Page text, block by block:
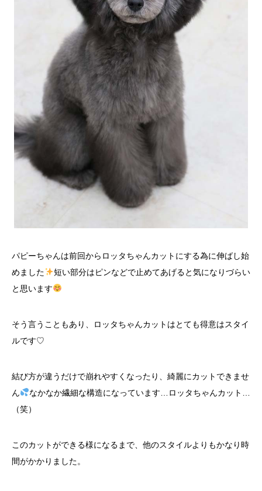
パピーちゃんは前回からロッタちゃんカットにする為に伸ばし始
めました
短い部分はピンなどで止めてあげると気になりづらい
と思います
そう言うこともあり、ロッタちゃんカットはとても得意はスタイ
ルです♡
結び方が違うだけで崩れやすくなったり、綺麗にカットできませ
ん
なかなか繊細な構造になっています…ロッタちゃんカット…
（笑）
このカットができる様になるまで、他のスタイルよりもかなり時
間がかかりました。